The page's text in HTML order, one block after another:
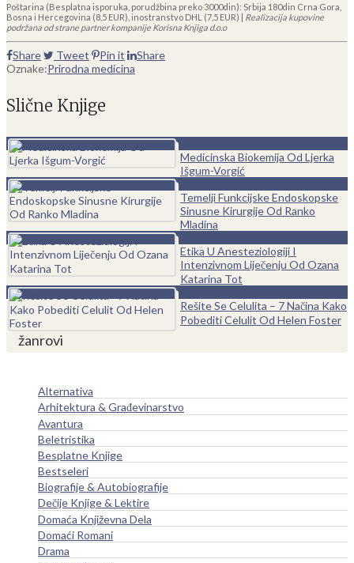
Poštarina (Besplatna isporuka, porudžbina preko 3000din): Srbija 180din Crna Gora,
Bosna i Hercegovina (8,5 EUR), inostranstvo DHL (7,5 EUR) | Realizacija kupovine
podržana od strane partner kompanije Korisna Knjiga d.o.o
Share Tweet Pin it
Share
Oznake:Prirodna medicina
Slične Knjige
Medicinska Biokemija Od Ljerka
Išgum-Vorgić
Temelji Funkcijske Endoskopske
Sinusne Kirurgije Od Ranko
Mladina
Etika U Anesteziologiji I
Intenzivnom Liječenju Od Ozana
Katarina Tot
Rešite Se Celulita – 7 Načina Kako
Pobediti Celulit Od Helen Foster
žanrovi
Alternativa
Arhitektura & Građevinarstvo
Avantura
Beletristika
Besplatne Knjige
Bestseleri
Biografije & Autobiografije
Dečije Knjige & Lektire
Domaća Književna Dela
Domaći Romani
Drama